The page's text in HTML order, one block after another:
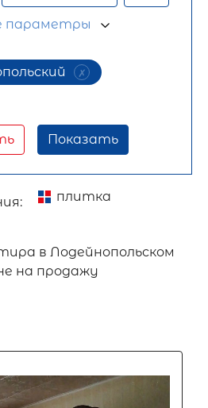
параметры
Показать
плитка
в Лодейнопольском
на продажу